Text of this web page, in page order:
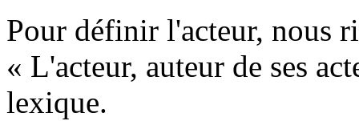
Pour définir l'acteur, nous
« L'acteur, auteur de ses
lexique.